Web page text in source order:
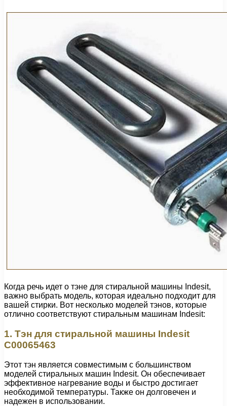
Когда речь идет о тэне для стиральной машины Indesit,
важно выбрать модель, которая идеально подходит для
вашей стирки. Вот несколько моделей тэнов, которые
отлично соответствуют стиральным машинам Indesit:
1. Тэн для стиральной машины Indesit
C00065463
Этот тэн является совместимым с большинством
моделей стиральных машин Indesit. Он обеспечивает
эффективное нагревание воды и быстро достигает
необходимой температуры. Также он долговечен и
надежен в использовании.